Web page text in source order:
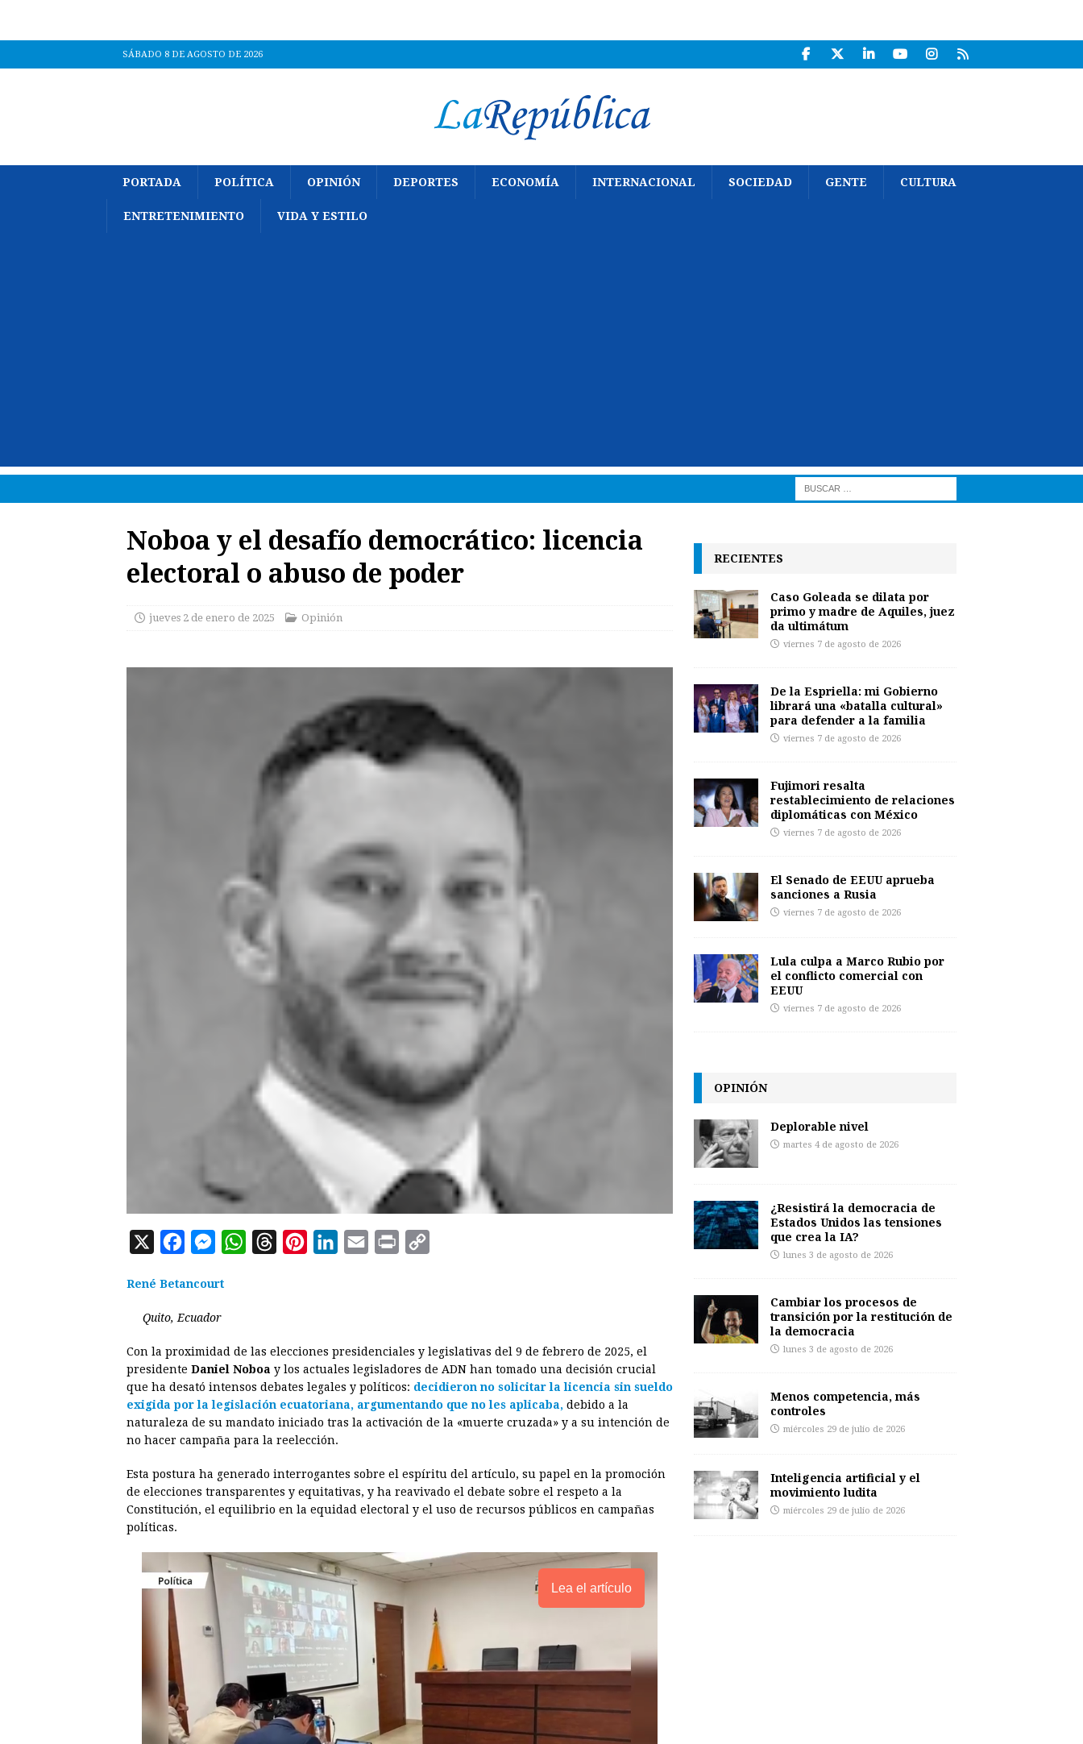
SÁBADO 8 DE AGOSTO DE 2026
PORTADA POLÍTICA OPINIÓN DEPORTES ECONOMÍA INTERNACIONAL SOCIEDAD GENTE CULTURA
ENTRETENIMIENTO VIDA Y ESTILO
Noboa y el desafío democrático: licencia
electoral o abuso de poder
jueves 2 de enero de 2025 Opinión
X
c
e
o
o
k
M
s
s
n
g
e
r
W
A
p
p
d
s
e
s
t
I
n
i
n
k
René Betancourt
Quito, Ecuador
Con la proximidad de las elecciones presidenciales y legislativas del 9 de febrero de 2025, el
presidente Daniel Noboa y los actuales legisladores de ADN han tomado una decisión crucial
que ha desató intensos debates legales y políticos: decidieron no solicitar la licencia sin sueldo
exigida por la legislación ecuatoriana, argumentando que no les aplicaba, debido a la
naturaleza de su mandato iniciado tras la activación de la «muerte cruzada» y a su intención de
no hacer campaña para la reelección.
Esta postura ha generado interrogantes sobre el espíritu del artículo, su papel en la promoción
de elecciones transparentes y equitativas, y ha reavivado el debate sobre el respeto a la
Constitución, el equilibrio en la equidad electoral y el uso de recursos públicos en campañas
políticas.
Lea el artículo
RECIENTES
Caso Goleada se dilata por
primo y madre de Aquiles, juez
da ultimátum
viernes 7 de agosto de 2026
De la Espriella: mi Gobierno
librará una «batalla cultural»
para defender a la familia
viernes 7 de agosto de 2026
Fujimori resalta
restablecimiento de relaciones
diplomáticas con México
viernes 7 de agosto de 2026
El Senado de EEUU aprueba
sanciones a Rusia
viernes 7 de agosto de 2026
Lula culpa a Marco Rubio por
el conflicto comercial con
EEUU
viernes 7 de agosto de 2026
OPINIÓN
Deplorable nivel
martes 4 de agosto de 2026
¿Resistirá la democracia de
Estados Unidos las tensiones
que crea la IA?
lunes 3 de agosto de 2026
Cambiar los procesos de
transición por la restitución de
la democracia
lunes 3 de agosto de 2026
Menos competencia, más
controles
miércoles 29 de julio de 2026
Inteligencia artificial y el
movimiento ludita
miércoles 29 de julio de 2026